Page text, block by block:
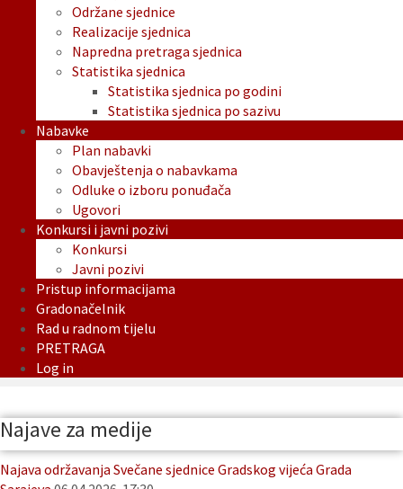
Održane sjednice
Realizacije sjednica
Napredna pretraga sjednica
Statistika sjednica
Statistika sjednica po godini
Statistika sjednica po sazivu
Nabavke
Plan nabavki
Obavještenja o nabavkama
Odluke o izboru ponuđača
Ugovori
Konkursi i javni pozivi
Konkursi
Javni pozivi
Pristup informacijama
Gradonačelnik
Rad u radnom tijelu
PRETRAGA
Log in
Najave za medije
Najava održavanja Svečane sjednice Gradskog vijeća Grada